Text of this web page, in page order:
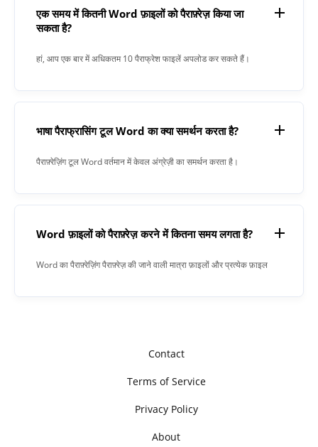
एक समय में कितनी Word फ़ाइलों को पैराफ़्रेज़ किया जा
सकता है?
हां, आप एक बार में अधिकतम 10 पैराफ्रेश फाइलें अपलोड कर सकते हैं।
भाषा पैराफ्रासिंग टूल Word का क्या समर्थन करता है?
पैराफ़्रेज़िंग टूल Word वर्तमान में केवल अंग्रेज़ी का समर्थन करता है।
Word फ़ाइलों को पैराफ़्रेज़ करने में कितना समय लगता है?
Word का पैराफ़्रेज़िंग पैराफ़्रेज़ की जाने वाली मात्रा फ़ाइलों और प्रत्येक फ़ाइल
Contact
Terms of Service
Privacy Policy
About